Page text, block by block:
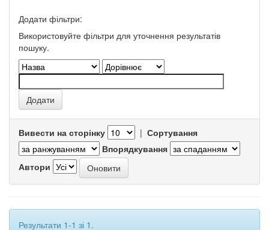
Додати фільтри:
Використовуйте фільтри для уточнення результатів
пошуку.
Вивести на сторінку | Сортування
Впорядкування
Автори
Результати 1-1 зі 1.